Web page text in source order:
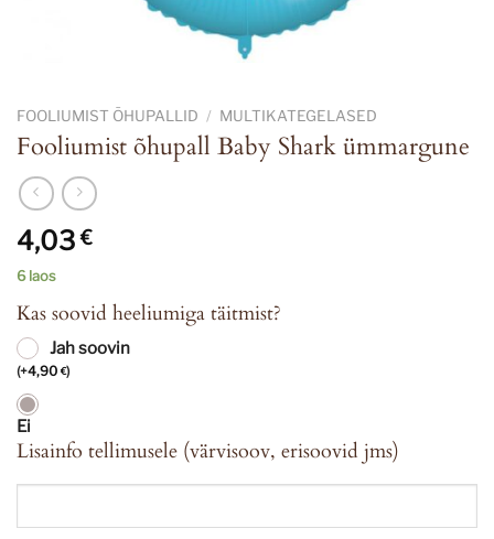
FOOLIUMIST ÕHUPALLID / MULTIKATEGELASED
Fooliumist õhupall Baby Shark ümmargune
4,03€
6 laos
Kas soovid heeliumiga täitmist?
Jah soovin
(+4,90 €)
Ei
Lisainfo tellimusele (värvisoov, erisoovid jms)